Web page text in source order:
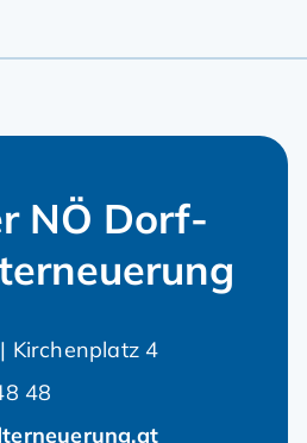
NÖ Dorf-
Kirchenplatz 4
48